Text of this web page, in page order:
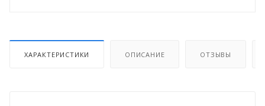
ХАРАКТЕРИСТИКИ ОПИСАНИЕ ОТЗЫВЫ